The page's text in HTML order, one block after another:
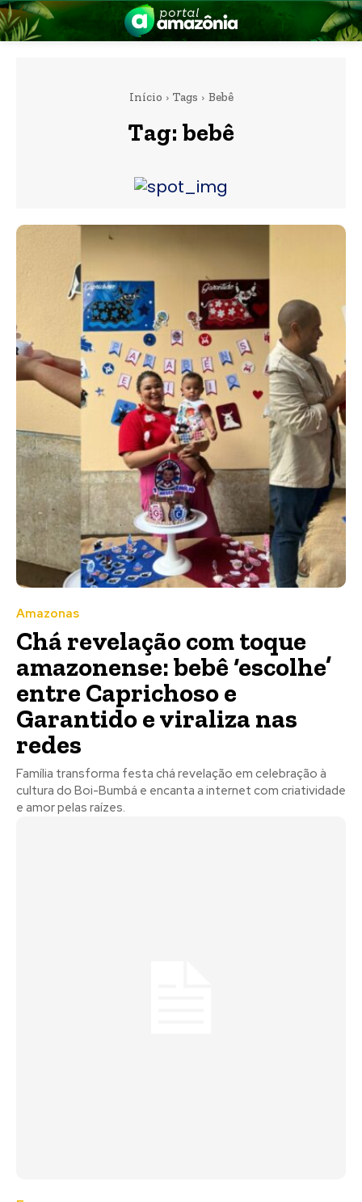
Amazônia
Início Tags Bebê
Tag: bebê
Amazonas
Chá revelação com toque
amazonense: bebê ‘escolhe’
entre Caprichoso e
Garantido e viraliza nas
redes
Família transforma festa chá revelação em celebração à
cultura do Boi-Bumbá e encanta a internet com criatividade
e amor pelas raízes.